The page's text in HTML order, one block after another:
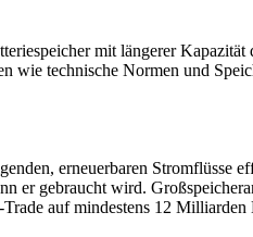
mit längerer
wie technische Normen und
erneuerbaren
er gebraucht wird.
auf mindestens 12